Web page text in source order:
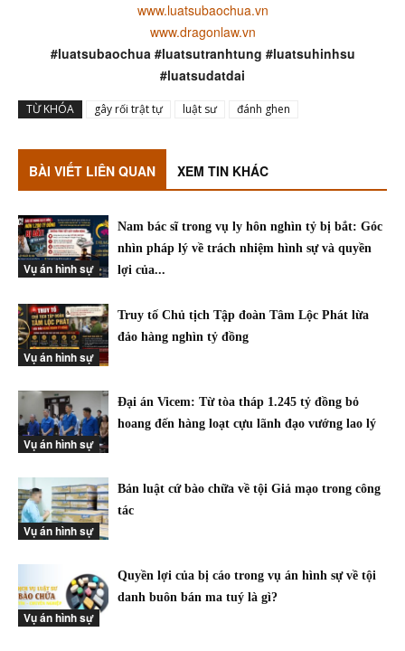
www.luatsubaochua.vn
www.dragonlaw.vn
#luatsubaochua #luatsutranhtung #luatsuhinhsu
#luatsudatdai
TỪ KHÓA gây rối trật tự luật sư đánh ghen
BÀI VIẾT LIÊN QUAN XEM TIN KHÁC
Vụ án hình sự
Nam bác sĩ trong vụ ly hôn nghìn tỷ bị bắt: Góc
nhìn pháp lý về trách nhiệm hình sự và quyền
lợi của...
Vụ án hình sự
Truy tố Chủ tịch Tập đoàn Tâm Lộc Phát lừa
đảo hàng nghìn tỷ đồng
Vụ án hình sự
Đại án Vicem: Từ tòa tháp 1.245 tỷ đồng bỏ
hoang đến hàng loạt cựu lãnh đạo vướng lao lý
Vụ án hình sự
Bản luật cứ bào chữa về tội Giả mạo trong công
tác
Vụ án hình sự
Quyền lợi của bị cáo trong vụ án hình sự về tội
danh buôn bán ma tuý là gì?